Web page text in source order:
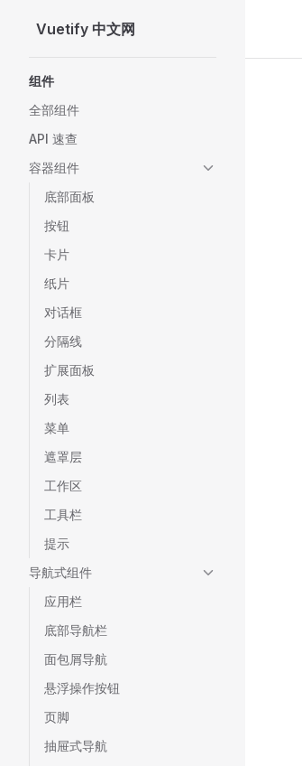
Skip to content
Vuetify 中文网
组件
全部组件
API 速查
容器组件
底部面板
按钮
卡片
纸片
对话框
分隔线
扩展面板
列表
菜单
遮罩层
工作区
工具栏
提示
导航式组件
应用栏
底部导航栏
面包屑导航
悬浮操作按钮
页脚
抽屉式导航